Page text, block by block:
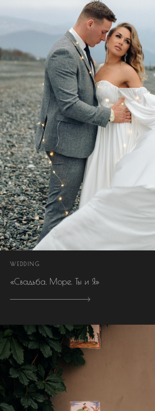
WEDDING
«Свадьба. Море. Ты и Я»